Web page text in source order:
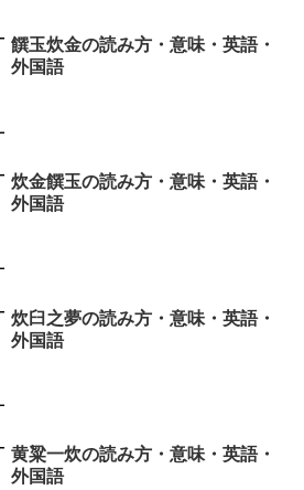
饌玉炊金の読み方・意味・英語・
外国語
炊金饌玉の読み方・意味・英語・
外国語
炊臼之夢の読み方・意味・英語・
外国語
黄粱一炊の読み方・意味・英語・
外国語